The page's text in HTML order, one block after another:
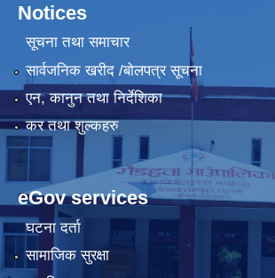
Notices
सूचना तथा समाचार
सार्वजनिक खरीद /बोलपत्र सूचना
एन, कानुन तथा निर्देशिका
कर तथा शुल्कहरु
eGov services
घटना दर्ता
सामाजिक सुरक्षा